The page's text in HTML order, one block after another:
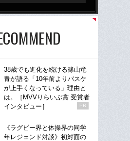
38歳でも進化を続ける篠山竜
青が語る「10年前よりバスケ
が上手くなっている」理由と
は。［MVVりらいぶ賞 受賞者
インタビュー］
PR
《ラグビー界と体操界の同学
年レジェンド対談》初対面の